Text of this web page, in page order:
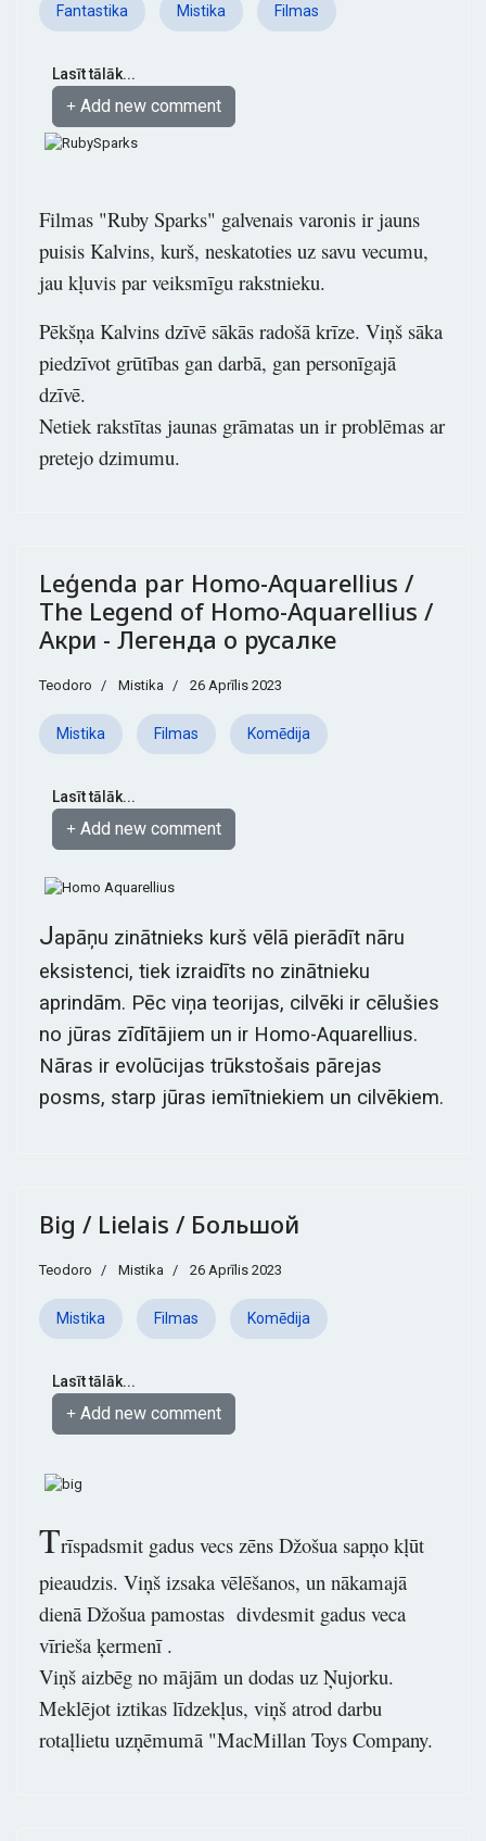
Fantastika Mistika Filmas
Lasīt tālāk...
Add new comment
Filmas "Ruby Sparks" galvenais varonis ir jauns
puisis Kalvins, kurš, neskatoties uz savu vecumu,
jau kļuvis par veiksmīgu rakstnieku.
Pēkšņa Kalvins dzīvē sākās radošā krīze. Viņš sāka
piedzīvot grūtības gan darbā, gan personīgajā
dzīvē.
Netiek rakstītas jaunas grāmatas un ir problēmas ar
pretejo dzimumu.
Leģenda par Homo-Aquarellius /
The Legend of Homo-Aquarellius /
Акри - Легенда о русалке
Teodoro Mistika 26 Aprīlis 2023
Mistika Filmas Komēdija
Lasīt tālāk...
Add new comment
Japāņu zinātnieks kurš vēlā pierādīt nāru
eksistenci, tiek izraidīts no zinātnieku
aprindām. Pēc viņa teorijas, cilvēki ir cēlušies
no jūras zīdītājiem un ir Homo-Aquarellius.
Nāras ir evolūcijas trūkstošais pārejas
posms, starp jūras iemītniekiem un cilvēkiem.
Big / Lielais / Большой
Teodoro Mistika 26 Aprīlis 2023
Mistika Filmas Komēdija
Lasīt tālāk...
Add new comment
Trīspadsmit gadus vecs zēns Džošua sapņo kļūt
pieaudzis. Viņš izsaka vēlēšanos, un nākamajā
dienā Džošua pamostas divdesmit gadus veca
vīrieša ķermenī .
Viņš aizbēg no mājām un dodas uz Ņujorku.
Meklējot iztikas līdzekļus, viņš atrod darbu
rotaļlietu uzņēmumā "MacMillan Toys Company.